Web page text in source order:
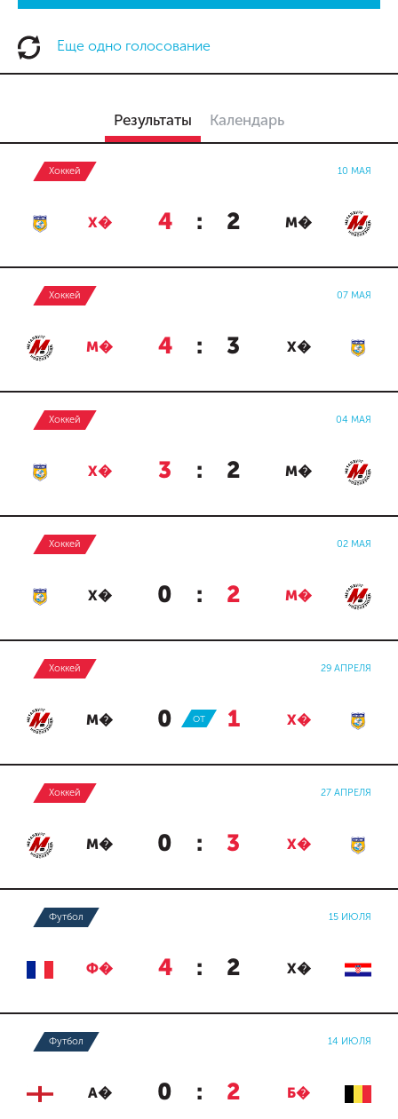
Еще одно голосование
Результаты Календарь
Хоккей 10 МАЯ
Х� 4 : 2 М�
Хоккей 07 МАЯ
М� 4 : 3 Х�
Хоккей 04 МАЯ
Х� 3 : 2 М�
Хоккей 02 МАЯ
Х� 0 : 2 М�
Хоккей 29 АПРЕЛЯ
М� 0 : 1 Х�
ОТ
Хоккей 27 АПРЕЛЯ
М� 0 : 3 Х�
Футбол 15 ИЮЛЯ
Ф� 4 : 2 Х�
Футбол 14 ИЮЛЯ
А� 0 : 2 Б�